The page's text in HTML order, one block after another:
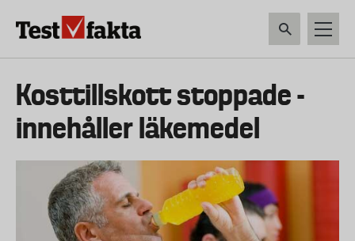
Huvudmeny
ny
Kosttillskott stoppade -
innehåller läkemedel